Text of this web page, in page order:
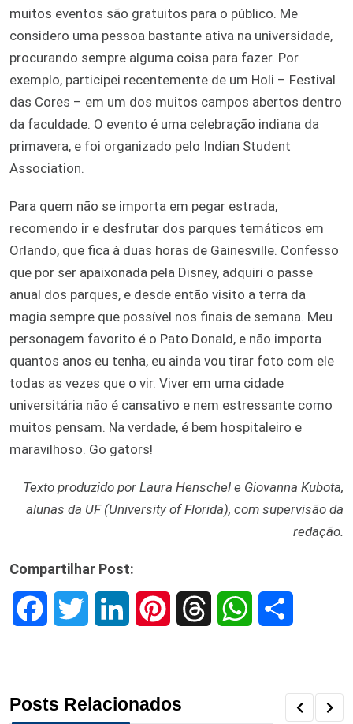
muitos eventos são gratuitos para o público. Me
considero uma pessoa bastante ativa na universidade,
procurando sempre alguma coisa para fazer. Por
exemplo, participei recentemente de um Holi – Festival
das Cores – em um dos muitos campos abertos dentro
da faculdade. O evento é uma celebração indiana da
primavera, e foi organizado pelo Indian Student
Association.
Para quem não se importa em pegar estrada,
recomendo ir e desfrutar dos parques temáticos em
Orlando, que fica à duas horas de Gainesville. Confesso
que por ser apaixonada pela Disney, adquiri o passe
anual dos parques, e desde então visito a terra da
magia sempre que possível nos finais de semana. Meu
personagem favorito é o Pato Donald, e não importa
quantos anos eu tenha, eu ainda vou tirar foto com ele
todas as vezes que o vir. Viver em uma cidade
universitária não é cansativo e nem estressante como
muitos pensam. Na verdade, é bem hospitaleiro e
maravilhoso. Go gators!
Texto produzido por Laura Henschel e Giovanna Kubota,
alunas da UF (University of Florida), com supervisão da
redação.
Compartilhar Post:
e t k t
Posts Relacionados